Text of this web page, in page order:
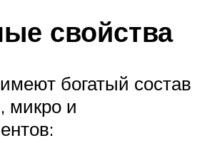
свойства
богатый состав
микро и